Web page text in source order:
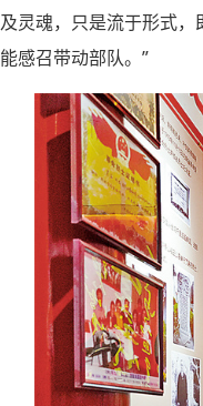
及灵魂，只是流于形式
能感召带动部队。”